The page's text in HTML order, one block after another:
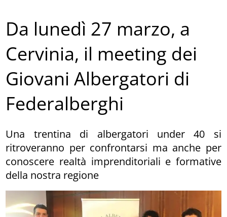
Da lunedì 27 marzo, a
Cervinia, il meeting dei
Giovani Albergatori di
Federalberghi
Una trentina di albergatori under 40 si
ritroveranno per confrontarsi ma anche per
conoscere realtà imprenditoriali e formative
della nostra regione